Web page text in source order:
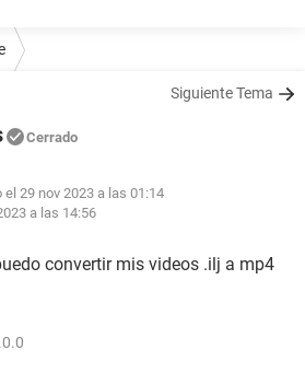
Siguiente Tema
Cerrado
29 nov 2023 a las 01:14
a las 14:56
convertir mis videos .ilj a mp4